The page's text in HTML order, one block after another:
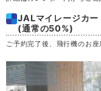
土 29
月 31
JALマイレージカー
(通常の50%)
ご予約完了後、飛行機のお